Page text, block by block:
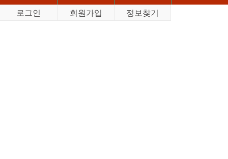
로그인
회원가입 정보찾기